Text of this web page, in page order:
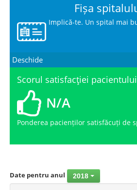
Fișa
Implică-te. Un spital mai
Deschide
Scorul satisfacţiei pacientului
N/A
Ponderea pacienților satisfăcuți de
Date pentru anul 2018